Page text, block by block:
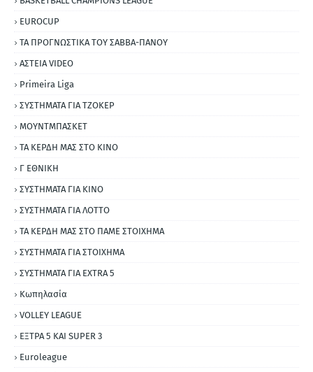
EUROCUP
ΤΑ ΠΡΟΓΝΩΣΤΙΚΑ ΤΟΥ ΣΑΒΒΑ-ΠΑΝΟΥ
ΑΣΤΕΙΑ VIDEO
Primeira Liga
ΣΥΣΤΗΜΑΤΑ ΓΙΑ ΤΖΟΚΕΡ
ΜΟΥΝΤΜΠΑΣΚΕΤ
ΤΑ ΚΕΡΔΗ ΜΑΣ ΣΤΟ ΚΙΝΟ
Γ ΕΘΝΙΚΗ
ΣΥΣΤΗΜΑΤΑ ΓΙΑ ΚΙΝΟ
ΣΥΣΤΗΜΑΤΑ ΓΙΑ ΛΟΤΤΟ
ΤΑ ΚΕΡΔΗ ΜΑΣ ΣΤΟ ΠΑΜΕ ΣΤΟΙΧΗΜΑ
ΣΥΣΤΗΜΑΤΑ ΓΙΑ ΣΤΟΙΧΗΜΑ
ΣΥΣΤΗΜΑΤΑ ΓΙΑ ΕΧΤRΑ 5
Κωπηλασία
VOLLEY LEAGUE
ΕΞΤΡΑ 5 ΚΑΙ SUPER 3
Εuroleague